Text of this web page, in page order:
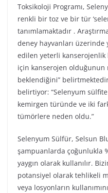
Toksikoloji Programı,
renkli bir toz ve bir tür
tanımlamaktadır .
deney hayvanları üzerinde
edilen yeterli kanserojenlik
için kanserojen olduğunun
beklendiğini”
belirtiyor: “Selenyum
kemirgen türünde ve iki
tümörlere neden oldu.”
Selenyum Sülfür, Selsun
şampuanlarda çoğunlukla
yaygın olarak kullanılır.
potansiyel olarak tehlikeli
veya losyonların